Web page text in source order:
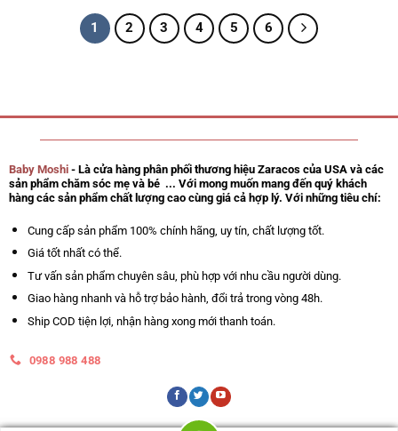
450.000 ₫.
1 2 3 4 5 6
Baby Moshi- Là cửa hàng phân phối thương hiệu Zaracos của USA và các
sản phẩm chăm sóc mẹ và bé ... Với mong muốn mang đến quý khách
hàng các sản phẩm chất lượng cao cùng giá cả hợp lý. Với những tiêu chí:
Cung cấp sản phẩm 100% chính hãng, uy tín, chất lượng tốt.
Giá tốt nhất có thể.
Tư vấn sản phẩm chuyên sâu, phù hợp với nhu cầu người dùng.
Giao hàng nhanh và hỗ trợ bảo hành, đổi trả trong vòng 48h.
Ship COD tiện lợi, nhận hàng xong mới thanh toán.
0988 988 488